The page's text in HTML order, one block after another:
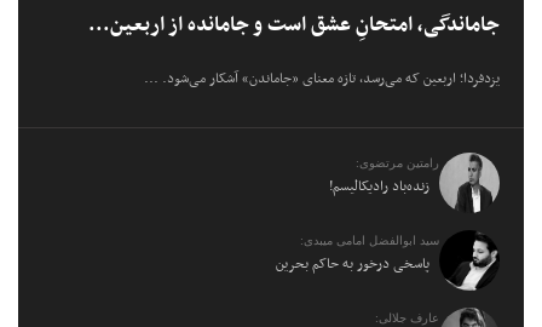
جاماندگی، امتحانِ عشق است و جامانده از اربعین...
یزدفردا؛ اربعین که می‌رسد، تازه معنای «جاماندن» آشکار می‌شود. ...
رامتین مرتضوی:
زنده‌باد رادیکالیسم!
سید ابوالفضل امامی میبدی:
پاسخی درخور به حاکم بحرین
عارف جلالی: